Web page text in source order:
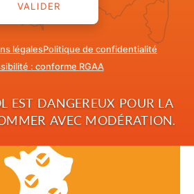
VALIDER
légalesPolitique de confidentialité
: conforme RGAA
EST DANGEREUX POUR LA
AVEC MODÉRATION.
un site e-commerce
de la réussite de nos clients